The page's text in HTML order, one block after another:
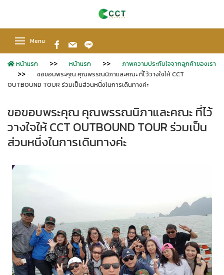
Menu
หน้าแรก หน้าแรก
ภาพความประทับใจจากลูกค้าของเรา
ขอขอบพระคุณ คุณพรรณนิภาและคณะ ที่ไว้วางใจให้ CCT
OUTBOUND TOUR ร่วมเป็นส่วนหนึ่งในการเดินทางค่ะ
ขอขอบพระคุณ คุณพรรณนิภาและคณะ ที่ไว้
วางใจให้ CCT OUTBOUND TOUR ร่วมเป็น
ส่วนหนึ่งในการเดินทางค่ะ